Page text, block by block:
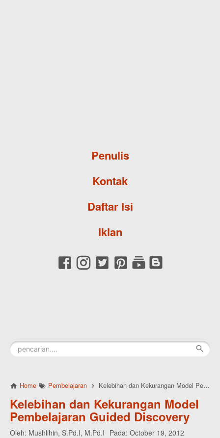
Penulis
Kontak
Daftar Isi
Iklan
Home Pembelajaran Kelebihan dan Kekurangan Model Pembelajaran Guided Discovery
Kelebihan dan Kekurangan Model
Pembelajaran Guided Discovery
Oleh: Mushlihin, S.Pd.I, M.Pd.I Pada: October 19, 2012